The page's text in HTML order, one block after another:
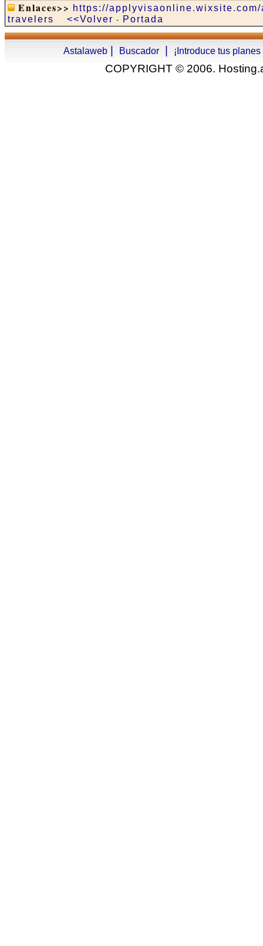
Enlaces>> https://
travelers
<<Volver - Portada
Astalaweb Buscador ¡Introduce tus
COPYRIGHT © 2006.